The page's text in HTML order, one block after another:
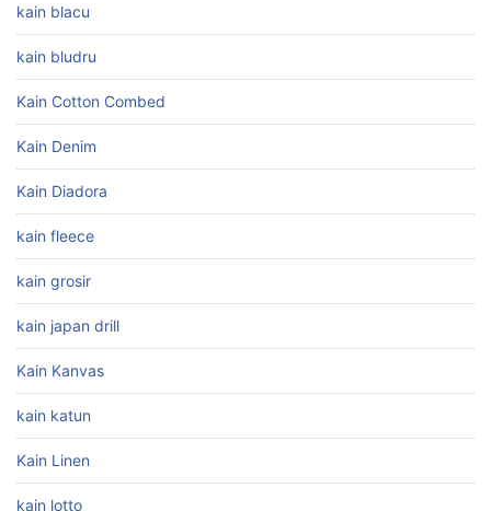
kain blacu
kain bludru
Kain Cotton Combed
Kain Denim
Kain Diadora
kain fleece
kain grosir
kain japan drill
Kain Kanvas
kain katun
Kain Linen
kain lotto